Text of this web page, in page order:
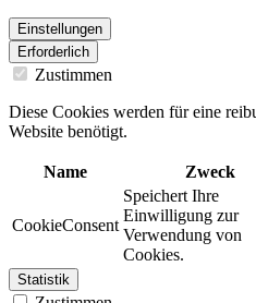
Einstellungen
Erforderlich
Zustimmen
Diese Cookies werden für eine
Website benötigt.
Name Zweck
CookieConsent
Speichert Ihre
Einwilligung zur
Verwendung von
Cookies.
Statistik